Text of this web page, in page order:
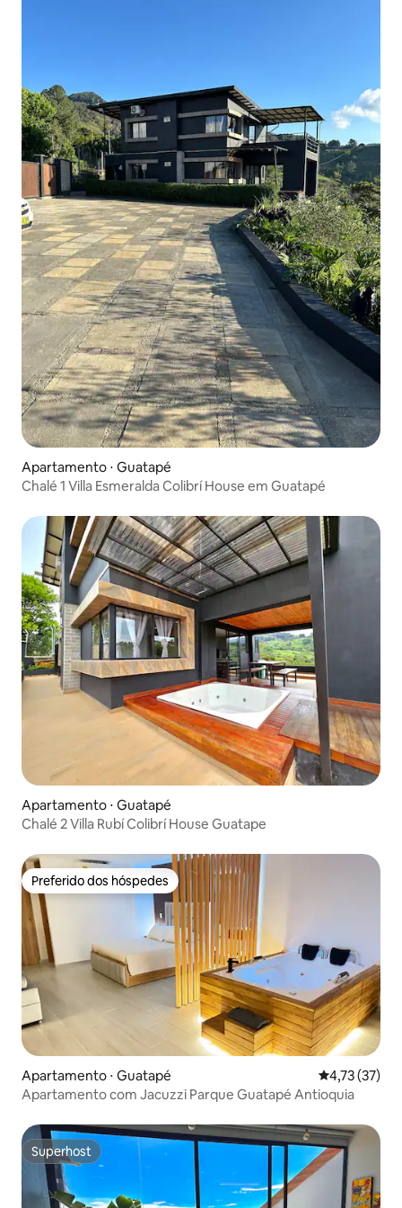
Apartamento ⋅ Guatapé
Chalé 1 Villa Esmeralda Colibrí House em Guatapé
Apartamento ⋅ Guatapé
Chalé 2 Villa Rubí Colibrí House Guatape
Preferido dos hóspedes
Preferido dos hóspedes
Apartamento ⋅ Guatapé 4,73 de uma
4,73 (37)
Apartamento com Jacuzzi Parque Guatapé Antioquia
Superhost
Superhost